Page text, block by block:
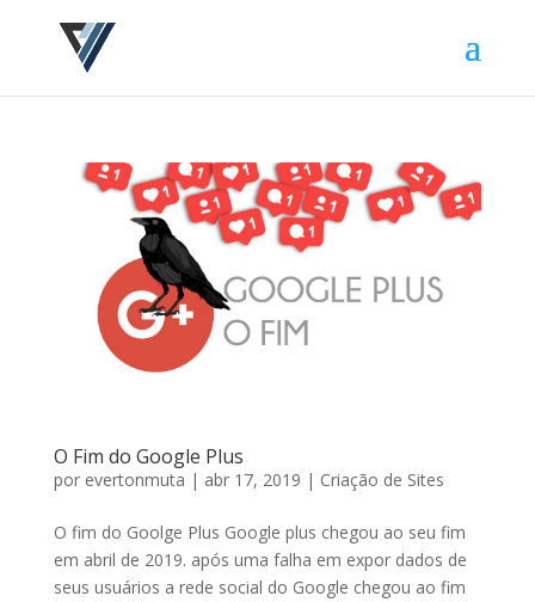
O Fim do Google Plus
por evertonmuta | abr 17, 2019 | Criação de Sites
O fim do Goolge Plus Google plus chegou ao seu fim
em abril de 2019. após uma falha em expor dados de
seus usuários a rede social do Google chegou ao fim